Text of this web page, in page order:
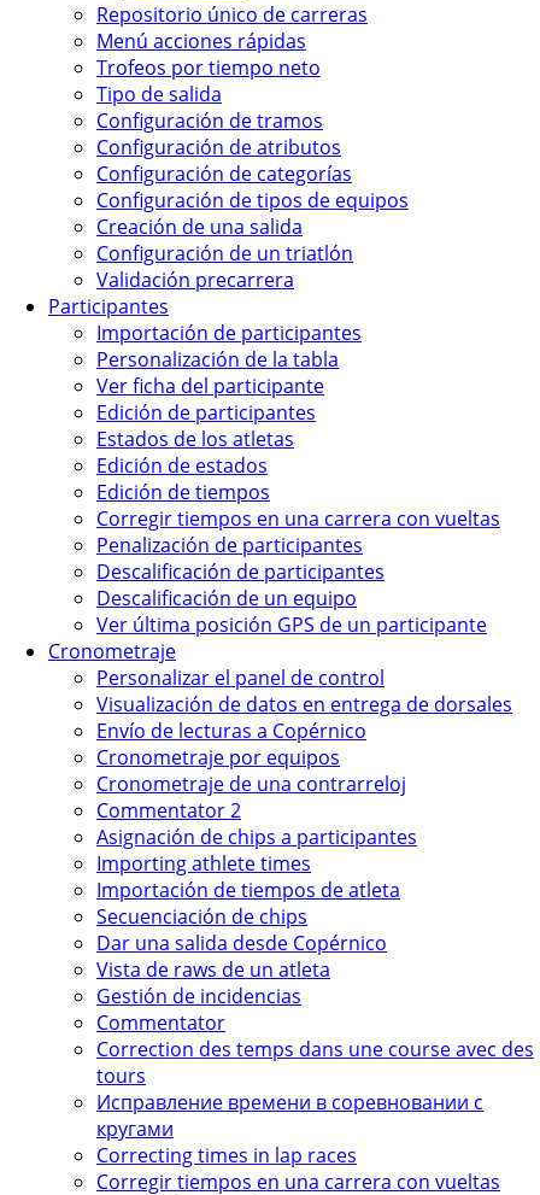
Repositorio único de carreras
Menú acciones rápidas
Trofeos por tiempo neto
Tipo de salida
Configuración de tramos
Configuración de atributos
Configuración de categorías
Configuración de tipos de equipos
Creación de una salida
Configuración de un triatlón
Validación precarrera
Participantes
Importación de participantes
Personalización de la tabla
Ver ficha del participante
Edición de participantes
Estados de los atletas
Edición de estados
Edición de tiempos
Corregir tiempos en una carrera con vueltas
Penalización de participantes
Descalificación de participantes
Descalificación de un equipo
Ver última posición GPS de un participante
Cronometraje
Personalizar el panel de control
Visualización de datos en entrega de dorsales
Envío de lecturas a Copérnico
Cronometraje por equipos
Cronometraje de una contrarreloj
Commentator 2
Asignación de chips a participantes
Importing athlete times
Importación de tiempos de atleta
Secuenciación de chips
Dar una salida desde Copérnico
Vista de raws de un atleta
Gestión de incidencias
Commentator
Correction des temps dans une course avec des
tours
Исправление времени в соревновании с
кругами
Correcting times in lap races
Corregir tiempos en una carrera con vueltas